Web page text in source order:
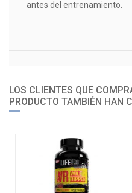
antes del entrenamiento.
LOS CLIENTES QUE
PRODUCTO TAMBIÉN HAN